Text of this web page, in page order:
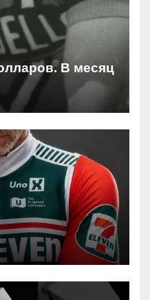
В месяц